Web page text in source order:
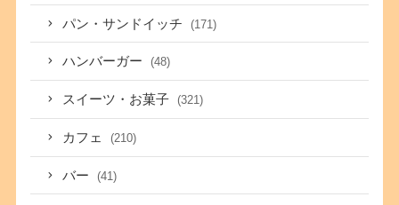
パン・サンドイッチ (171)
ハンバーガー (48)
スイーツ・お菓子 (321)
カフェ (210)
バー (41)